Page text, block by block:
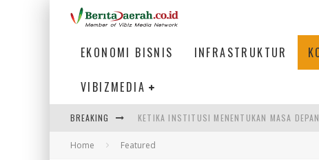
EKONOMI BISNIS INFRASTRUKTUR
VIBIZMEDIA
BREAKING KETIKA INSTITUSI MENENTUKAN MASA
PERTUNJUKAN AIR MANCUR SPEKTAKULER
Home Featured